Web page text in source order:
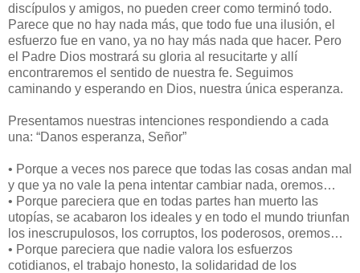
discípulos y amigos, no pueden creer como terminó todo.
Parece que no hay nada más, que todo fue una ilusión, el
esfuerzo fue en vano, ya no hay más nada que hacer. Pero
el Padre Dios mostrará su gloria al resucitarte y allí
encontraremos el sentido de nuestra fe. Seguimos
caminando y esperando en Dios, nuestra única esperanza.
Presentamos nuestras intenciones respondiendo a cada
una: “Danos esperanza, Señor”
• Porque a veces nos parece que todas las cosas andan mal
y que ya no vale la pena intentar cambiar nada, oremos…
• Porque pareciera que en todas partes han muerto las
utopías, se acabaron los ideales y en todo el mundo triunfan
los inescrupulosos, los corruptos, los poderosos, oremos…
• Porque pareciera que nadie valora los esfuerzos
cotidianos, el trabajo honesto, la solidaridad de los